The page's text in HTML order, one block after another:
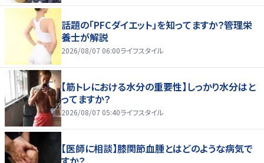
話題の「PFCダイエット」を知ってますか？管理栄
養士が解説
2026/08/07 06:00ライフスタイル
【筋トレにおける水分の重要性】しっかり水分はと
ってますか？
2026/08/07 05:40ライフスタイル
【医師に相談】膝関節血腫とはどのような病気で